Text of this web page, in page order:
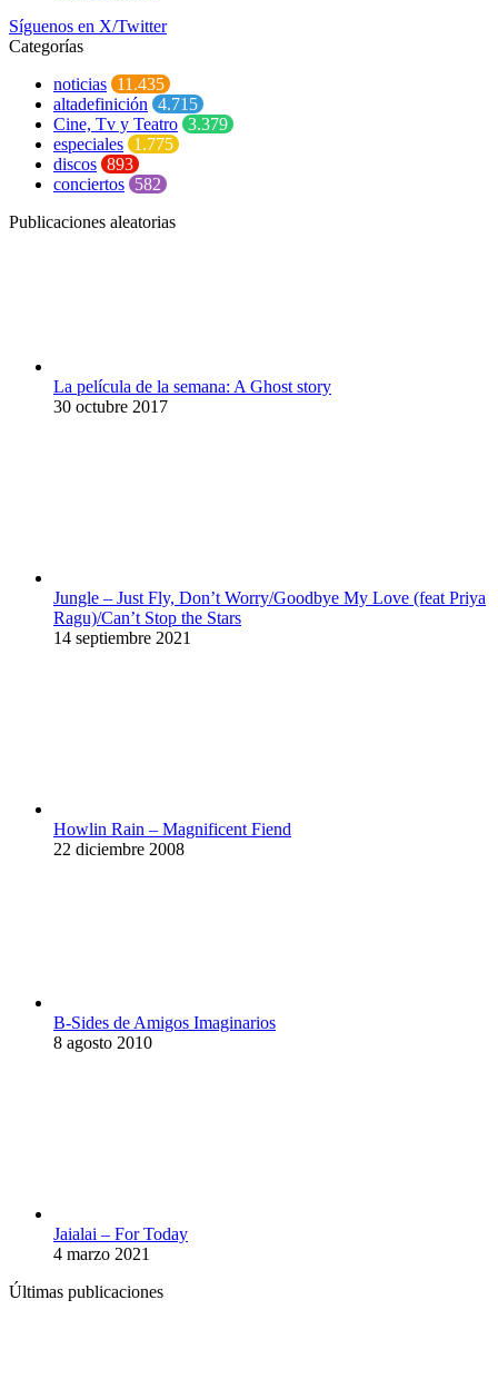
Síguenos en X/Twitter
Categorías
noticias 11.435
altadefinición 4.715
Cine, Tv y Teatro 3.379
especiales 1.775
discos 893
conciertos 582
Publicaciones aleatorias
La película de la semana: A Ghost story
30 octubre 2017
Jungle – Just Fly, Don’t Worry/Goodbye My Love (feat Priya
Ragu)/Can’t Stop the Stars
14 septiembre 2021
Howlin Rain – Magnificent Fiend
22 diciembre 2008
B​-​Sides de Amigos Imaginarios
8 agosto 2010
Jaialai – For Today
4 marzo 2021
Últimas publicaciones